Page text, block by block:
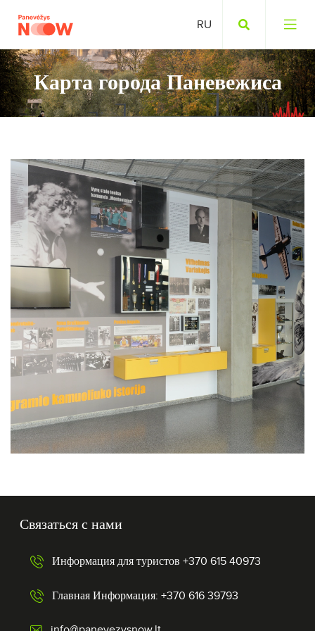
Карта города Паневежиса
Связаться с нами
Информация для туристов +370 615 40973
Главная Информация: +370 616 39793